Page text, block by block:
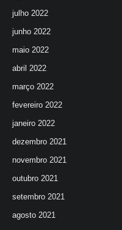
julho 2022
junho 2022
maio 2022
abril 2022
março 2022
fevereiro 2022
janeiro 2022
dezembro 2021
novembro 2021
outubro 2021
setembro 2021
agosto 2021